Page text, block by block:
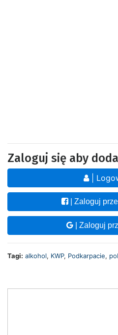
Zaloguj się aby
|
| Zaloguj
| Zaloguj
Tagi: alkohol, KWP, Podkarpacie,